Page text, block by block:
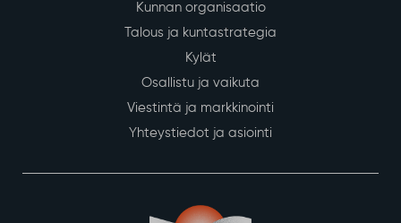
Kunnan organisaatio
Talous ja kuntastrategia
Kylät
Osallistu ja vaikuta
Viestintä ja markkinointi
Yhteystiedot ja asiointi